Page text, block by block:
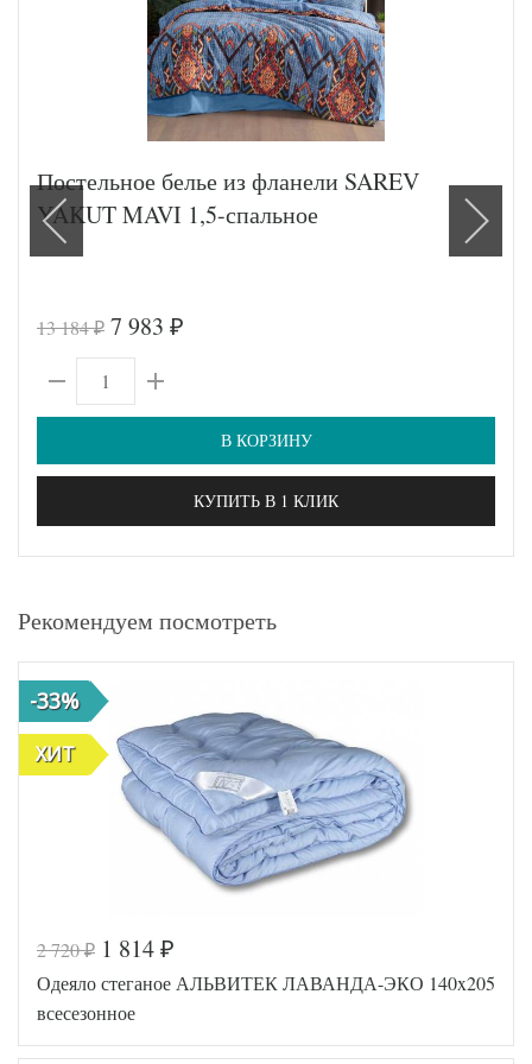
Постельное белье из фланели SAREV
YAKUT MAVI 1,5-спальное
13 184₽ 7 983 ₽
В КОРЗИНУ
КУПИТЬ В 1 КЛИК
Рекомендуем посмотреть
-33%
ХИТ
2 720₽ 1 814 ₽
Одеяло стеганое АЛЬВИТЕК ЛАВАНДА-ЭКО 140x205
всесезонное